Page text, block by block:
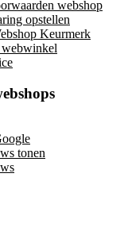
webshop
opstellen
Keurmerk
webwinkel
tonen